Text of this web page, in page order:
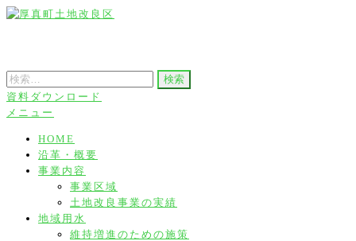
コ
ン
ツ
検
索:
資料ダウンロード
メニュー
HOME
沿革・概要
事業内容
事業区域
土地改良事業の実績
地域用水
維持増進のための施策